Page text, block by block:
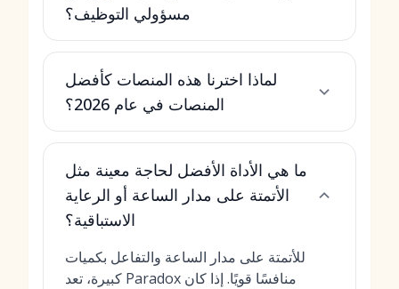
مسؤولي التوظيف؟
لماذا اخترنا هذه المنصات كأفضل
المنصات في عام 2026؟
ما هي الأداة الأفضل لحاجة معينة مثل
الأتمتة على مدار الساعة أو الرعاية
الاستباقية؟
للأتمتة على مدار الساعة والتفاعل بكميات
كبيرة، تعد Paradox منافسًا قويًا. إذا كان